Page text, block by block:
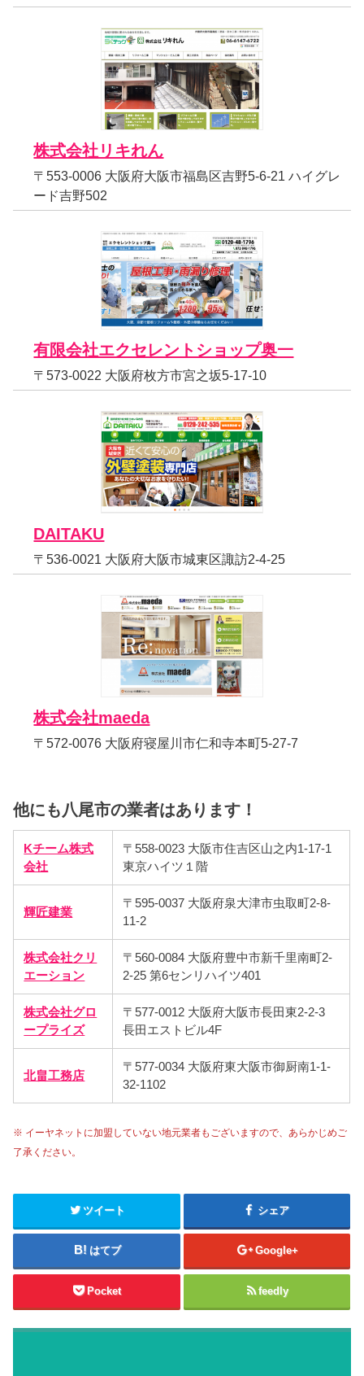
株式会社リキれん
〒553-0006 大阪府大阪市福島区吉野5-6-21 ハイグレ
ード吉野502
有限会社エクセレントショップ奥一
〒573-0022 大阪府枚方市宮之坂5-17-10
DAITAKU
〒536-0021 大阪府大阪市城東区諏訪2-4-25
株式会社maeda
〒572-0076 大阪府寝屋川市仁和寺本町5-27-7
他にも八尾市の業者はあります！
Kチーム株式
会社
〒558-0023 大阪市住吉区山之内1-17-1
東京ハイツ１階
輝匠建業
〒595-0037 大阪府泉大津市虫取町2-8-
11-2
株式会社クリ
エーション
〒560-0084 大阪府豊中市新千里南町2-
2-25 第6センリハイツ401
株式会社グロ
ープライズ
〒577-0012 大阪府大阪市長田東2-2-3
長田エストビル4F
北畠工務店
〒577-0034 大阪府東大阪市御厨南1-1-
32-1102
※ イーヤネットに加盟していない地元業者もございますので、あらかじめご
了承ください。
ツイート シェア
はてブ Google+
Pocket feedly